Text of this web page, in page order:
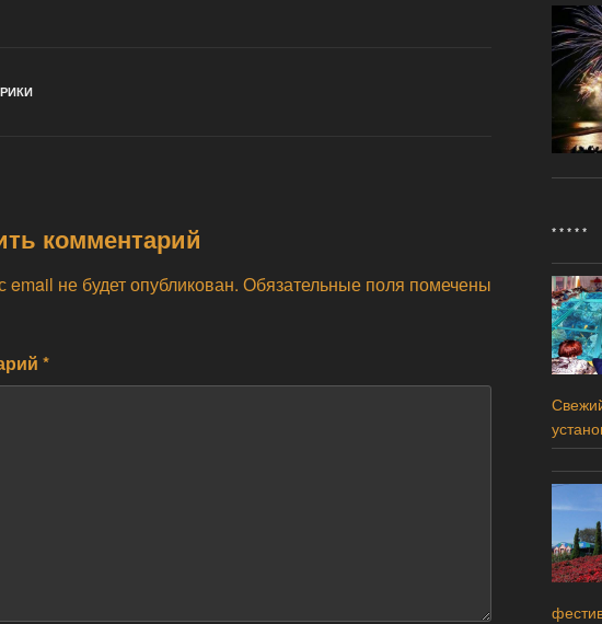
комментарий
не будет опубликован. Обязательные поля помечены
*
* * * * *